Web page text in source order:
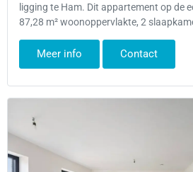
ligging te Ham. Dit appartement op de
87,28 m² woonoppervlakte, 2
Meer info Contact